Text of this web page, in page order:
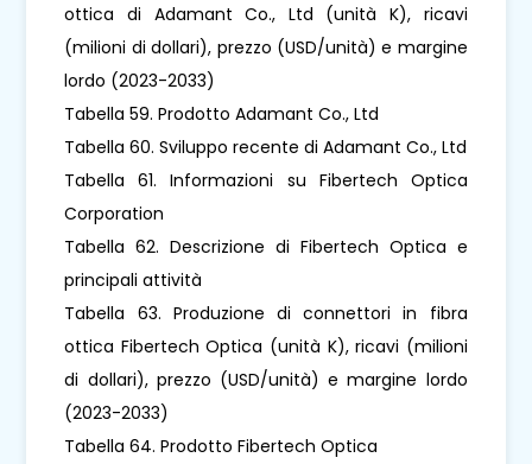
ottica di Adamant Co., Ltd (unità K), ricavi
(milioni di dollari), prezzo (USD/unità) e margine
lordo (2023-2033)
Tabella 59. Prodotto Adamant Co., Ltd
Tabella 60. Sviluppo recente di Adamant Co., Ltd
Tabella 61. Informazioni su Fibertech Optica
Corporation
Tabella 62. Descrizione di Fibertech Optica e
principali attività
Tabella 63. Produzione di connettori in fibra
ottica Fibertech Optica (unità K), ricavi (milioni
di dollari), prezzo (USD/unità) e margine lordo
(2023-2033)
Tabella 64. Prodotto Fibertech Optica